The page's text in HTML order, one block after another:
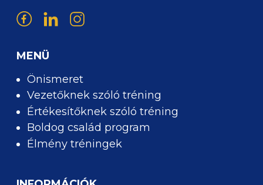
MENÜ
Önismeret
Vezetőknek szóló tréning
Értékesítőknek szóló tréning
Boldog család program
Élmény tréningek